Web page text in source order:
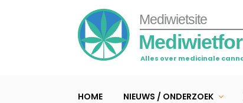
Mediwietsite
Alles over medicinale
HOME NIEUWS / ONDERZOEK